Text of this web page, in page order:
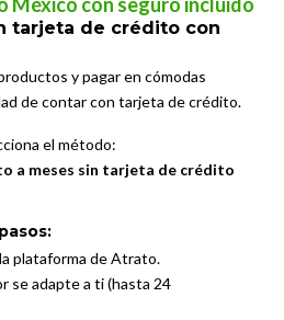
tarjeta de crédito con
y pagar en cómodas
de contar con tarjeta de crédito.
el método:
a meses sin tarjeta de crédito
plataforma de Atrato.
se adapte a ti (hasta 24